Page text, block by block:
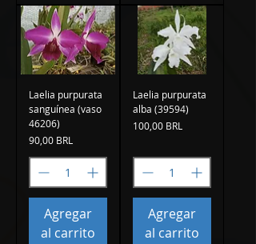
Laelia purpurata
sanguínea (vaso
46206)
Precio
90,00 BRL
Agregar
al carrito
Laelia purpurata
alba (39594)
Precio
100,00 BRL
Agregar
al carrito